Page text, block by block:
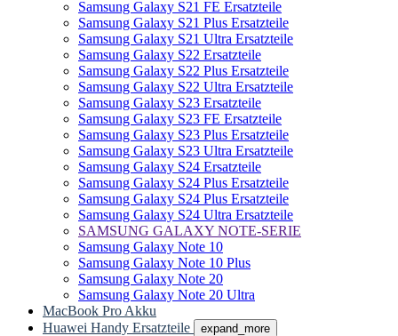
Samsung Galaxy S21 FE Ersatzteile
Samsung Galaxy S21 Plus Ersatzteile
Samsung Galaxy S21 Ultra Ersatzteile
Samsung Galaxy S22 Ersatzteile
Samsung Galaxy S22 Plus Ersatzteile
Samsung Galaxy S22 Ultra Ersatzteile
Samsung Galaxy S23 Ersatzteile
Samsung Galaxy S23 FE Ersatzteile
Samsung Galaxy S23 Plus Ersatzteile
Samsung Galaxy S23 Ultra Ersatzteile
Samsung Galaxy S24 Ersatzteile
Samsung Galaxy S24 Plus Ersatzteile
Samsung Galaxy S24 Plus Ersatzteile
Samsung Galaxy S24 Ultra Ersatzteile
SAMSUNG GALAXY NOTE-SERIE
Samsung Galaxy Note 10
Samsung Galaxy Note 10 Plus
Samsung Galaxy Note 20
Samsung Galaxy Note 20 Ultra
MacBook Pro Akku
Huawei Handy Ersatzteile
expand_more